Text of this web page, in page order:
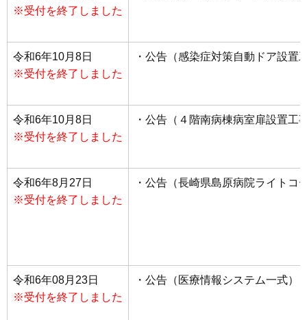
※受付を終了しました
令和6年10月8日
※受付を終了しました
・公告（感染症対策自動ドア設置
令和6年10月8日
※受付を終了しました
・公告（４階南病棟病室扉設置工
令和6年8月27日
※受付を終了しました
・公告（長崎県島原病院ライトコ
令和6年08月23日
※受付を終了しました
・公告（医療情報システム一式）